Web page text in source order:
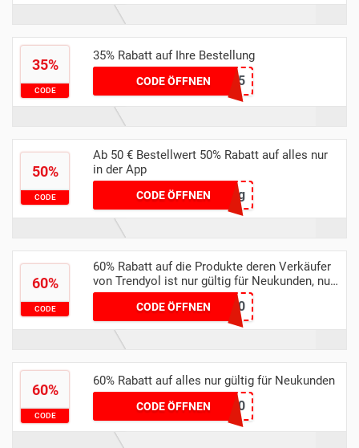
35%
CODE
35% Rabatt auf Ihre Bestellung
CODE ÖFFNENNEW35
50%
CODE
Ab 50 € Bestellwert 50% Rabatt auf alles nur
in der App
CODE ÖFFNENSpring
60%
CODE
60% Rabatt auf die Produkte deren Verkäufer
von Trendyol ist nur gültig für Neukunden, nur
in der App
CODE ÖFFNEN
marisaprillTY60
60%
CODE
60% Rabatt auf alles nur gültig für Neukunden
CODE ÖFFNENMADTY60